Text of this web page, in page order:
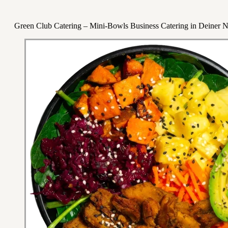
Green Club Catering – Mini-Bowls Business Catering in Deiner